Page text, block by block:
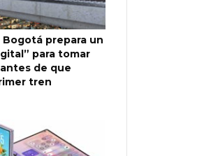
Bogotá prepara un
para tomar
de que
tren